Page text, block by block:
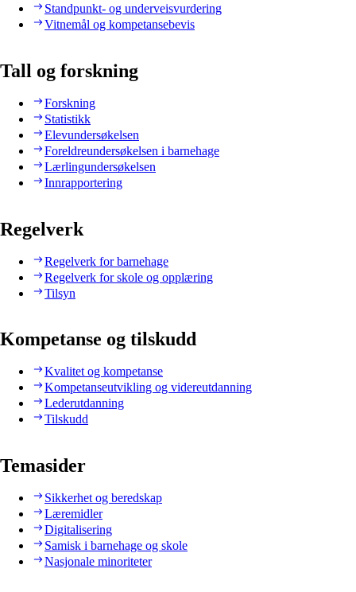
Standpunkt- og underveisvurdering
Vitnemål og kompetansebevis
Tall og forskning
Forskning
Statistikk
Elevundersøkelsen
Foreldreundersøkelsen i barnehage
Lærlingundersøkelsen
Innrapportering
Regelverk
Regelverk for barnehage
Regelverk for skole og opplæring
Tilsyn
Kompetanse og tilskudd
Kvalitet og kompetanse
Kompetanseutvikling og videreutdanning
Lederutdanning
Tilskudd
Temasider
Sikkerhet og beredskap
Læremidler
Digitalisering
Samisk i barnehage og skole
Nasjonale minoriteter